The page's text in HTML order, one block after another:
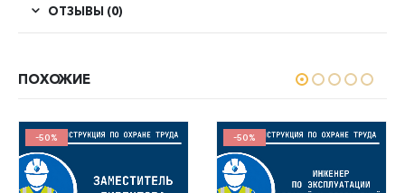
ОТЗЫВЫ (0)
ПОХОЖИЕ
-50% -50%